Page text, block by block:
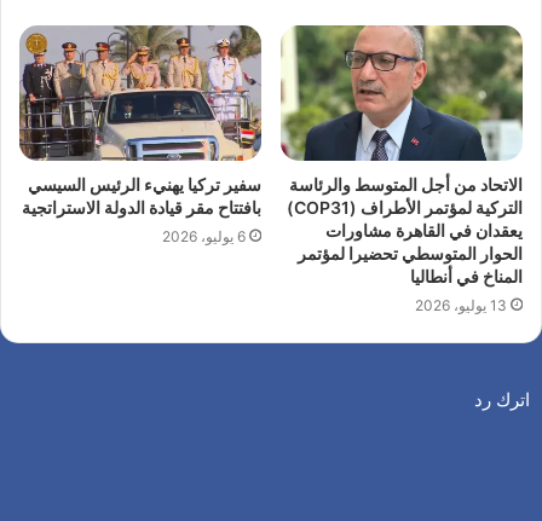
الاتحاد من أجل المتوسط والرئاسة
التركية لمؤتمر الأطراف (COP31)
يعقدان في القاهرة مشاورات
الحوار المتوسطي تحضيرا لمؤتمر
المناخ في أنطاليا
13 يوليو، 2026
سفير تركيا يهنيء الرئيس السيسي
بافتتاح مقر قيادة الدولة الاستراتجية
6 يوليو، 2026
اترك رد